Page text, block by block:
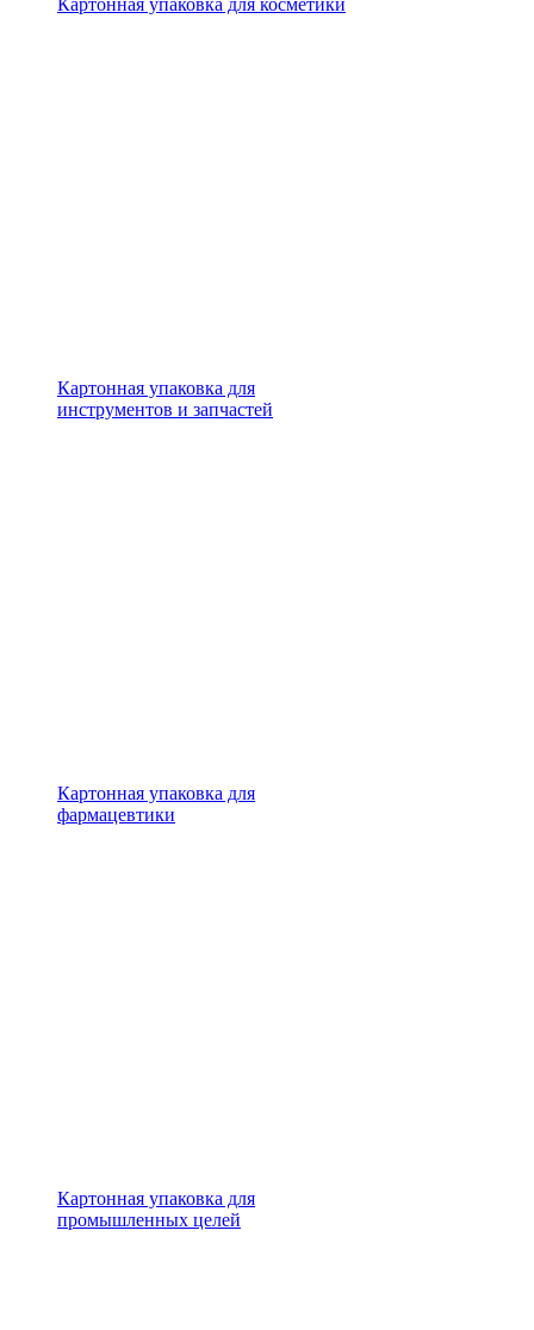
Картонная упаковка для
инструментов и запчастей
Картонная упаковка для
фармацевтики
Картонная упаковка для
промышленных целей